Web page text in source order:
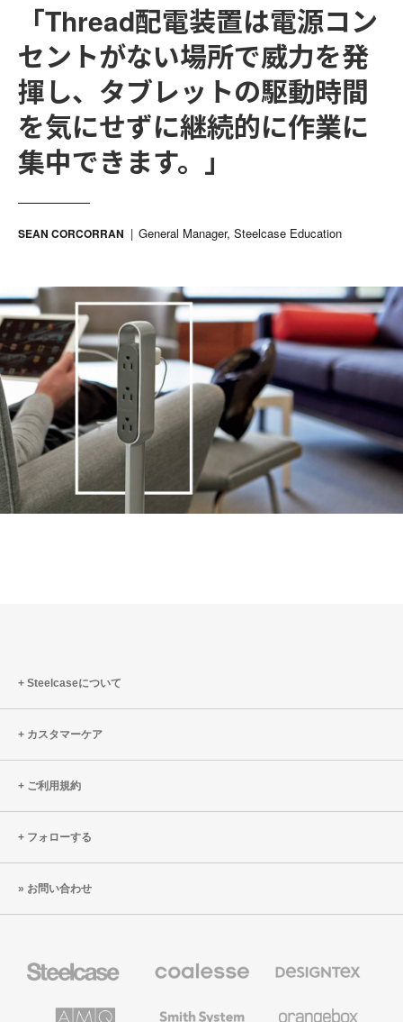
「Thread配電装置は電源コン
セントがない場所で威力を発
揮し、タブレットの駆動時間
を気にせずに継続的に作業に
集中できます。」
SEAN CORCORRAN General Manager, Steelcase Education
Steelcaseについて
カスタマーケア
ご利用規約
フォローする
お問い合わせ
Solutions
System